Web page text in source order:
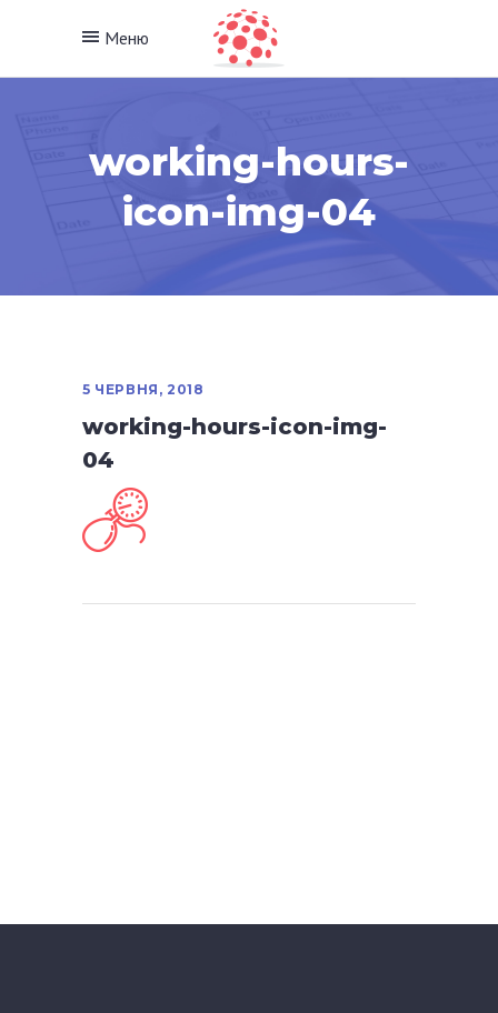
Меню
working-hours-
icon-img-04
5 ЧЕРВНЯ, 2018
working-hours-icon-img-
04